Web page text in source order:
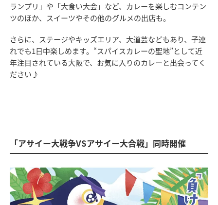
ランプリ」や「大食い大会」など、カレーを楽しむコンテン
ツのほか、スイーツやその他のグルメの出店も。
さらに、ステージやキッズエリア、大道芸などもあり、子連
れでも1日中楽しめます。“スパイスカレーの聖地”として近
年注目されている大阪で、お気に入りのカレーと出会ってく
ださい♪
「アサイー大戦争VSアサイー大合戦」同時開催